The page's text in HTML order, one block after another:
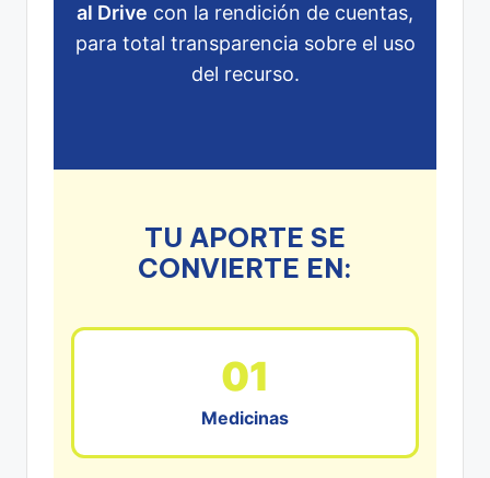
al Drive con la rendición de cuentas,
para total transparencia sobre el uso
del recurso.
TU APORTE SE
CONVIERTE EN:
01
Medicinas